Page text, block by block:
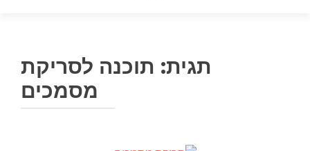
תגית: תוכנה לסריקת
מסמכים